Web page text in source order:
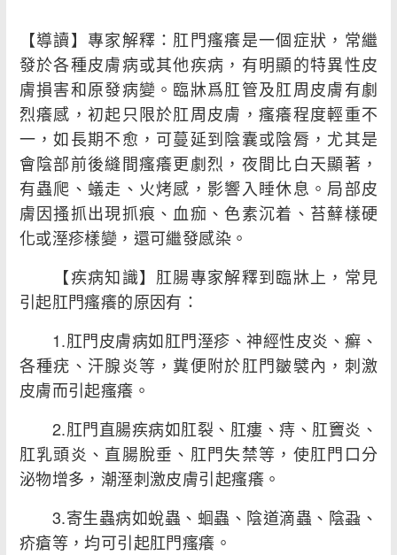
綜合
疾病
【導讀】專家解釋：肛門瘙癢是一個症狀，常繼
發於各種皮膚病或其他疾病，有明顯的特異性皮
膚損害和原發病變。臨牀爲肛管及肛周皮膚有劇
烈癢感，初起只限於肛周皮膚，瘙癢程度輕重不
一，如長期不愈，可蔓延到陰囊或陰脣，尤其是
會陰部前後縫間瘙癢更劇烈，夜間比白天顯著，
有蟲爬、蟻走、火烤感，影響入睡休息。局部皮
膚因搔抓出現抓痕、血痂、色素沉着、苔蘚樣硬
化或溼疹樣變，還可繼發感染。
【疾病知識】肛腸專家解釋到臨牀上，常見
引起肛門瘙癢的原因有：
1.肛門皮膚病如肛門溼疹、神經性皮炎、癬、
各種疣、汗腺炎等，糞便附於肛門皺襞內，刺激
皮膚而引起瘙癢。
2.肛門直腸疾病如肛裂、肛瘻、痔、肛竇炎、
肛乳頭炎、直腸脫垂、肛門失禁等，使肛門口分
泌物增多，潮溼刺激皮膚引起瘙癢。
3.寄生蟲病如蛻蟲、蛔蟲、陰道滴蟲、陰蝨、
疥瘡等，均可引起肛門瘙癢。